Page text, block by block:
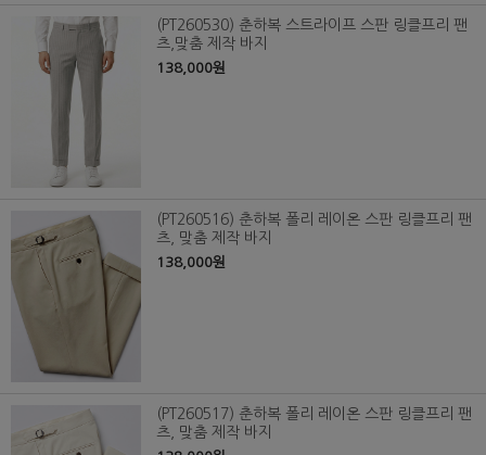
(PT260530) 춘하복 스트라이프 스판 링클프리 팬
츠,맞춤 제작 바지
138,000원
(PT260516) 춘하복 폴리 레이온 스판 링클프리 팬
츠, 맞춤 제작 바지
138,000원
(PT260517) 춘하복 폴리 레이온 스판 링클프리 팬
츠, 맞춤 제작 바지